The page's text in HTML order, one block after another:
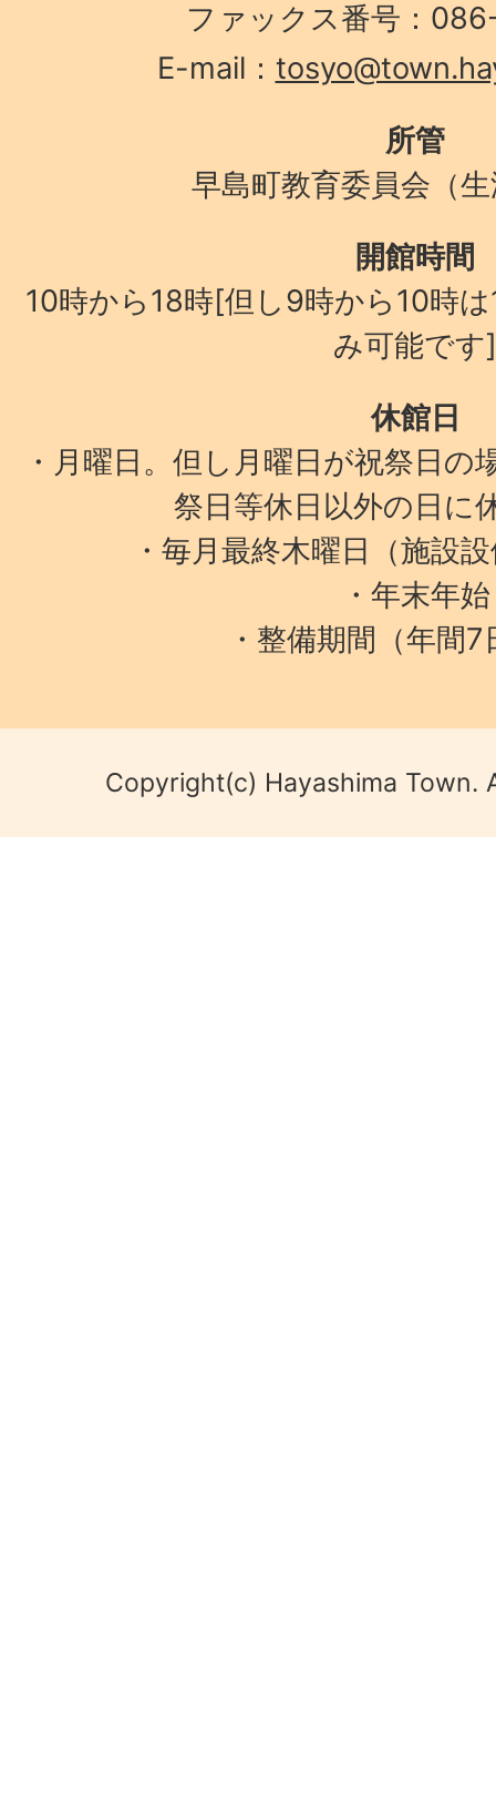
ファックス番号：
E-mail：
所管
早島町教育委員会（
開館時間
10時から18時[但し9時から10時
み可能です]
休館日
・月曜日。但し月曜日が祝祭日の
祭日等休日以外の日に
・毎月最終木曜日（施設
・年末年始
・整備期間（年間
Copyright(c) Hayashima Town.